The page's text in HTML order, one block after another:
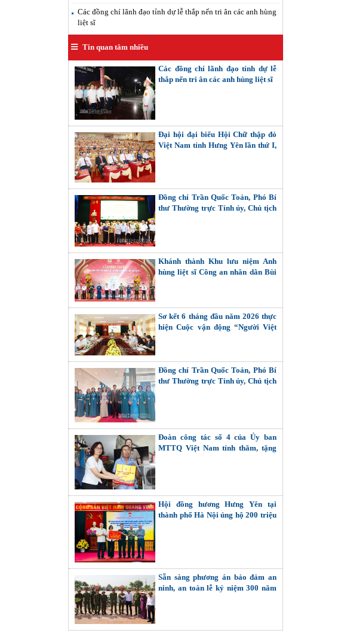
Các đồng chí lãnh đạo tỉnh dự lễ thắp nến tri ân các anh hùng
liệt sĩ
Tin quan tâm nhiều
Các đồng chí lãnh đạo tỉnh dự lễ
thắp nến tri ân các anh hùng liệt sĩ
Đại hội đại biểu Hội Chữ thập đỏ
Việt Nam tỉnh Hưng Yên lần thứ I,
Đồng chí Trần Quốc Toản, Phó Bí
thư Thường trực Tỉnh ủy, Chủ tịch
Khánh thành Khu lưu niệm Anh
hùng liệt sĩ Công an nhân dân Bùi
Sơ kết 6 tháng đầu năm 2026 thực
hiện Cuộc vận động “Người Việt
Đồng chí Trần Quốc Toản, Phó Bí
thư Thường trực Tỉnh ủy, Chủ tịch
Đoàn công tác số 4 của Ủy ban
MTTQ Việt Nam tỉnh thăm, tặng
Hội đồng hương Hưng Yên tại
thành phố Hà Nội ủng hộ 200 triệu
Sẵn sàng phương án bảo đảm an
ninh, an toàn lễ kỷ niệm 300 năm